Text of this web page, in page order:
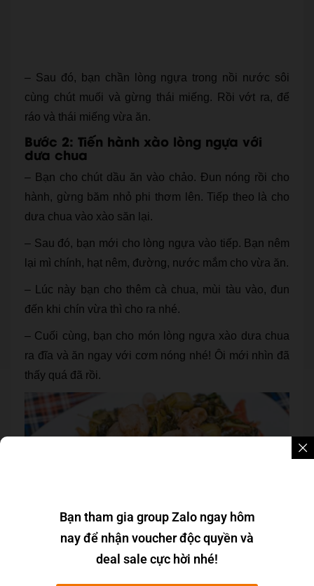
– Sau đó, bạn chần lòng ngựa trong nồi nước sôi
cùng chút muối và gừng thái miếng. Rồi vớt ra, để
ráo và thái miếng vừa ăn.
Bước 2: Tiến hành xào lòng ngựa với
dưa chua
– Bạn cho chút dầu ăn vào chảo. Đun nóng rồi cho
hành, gừng băm nhỏ phi thơm lên. Tiếp theo là cho
dưa chua vào xào săn lại.
– Sau đó, bạn mới cho lòng ngựa vào tiếp. Bạn nêm
lại mì chính, hạt nêm, đường, nước mắm cho vừa ăn.
– Lúc này bạn cho thêm cà chua, mùi tàu vào, đun
đến khi chín vừa thì cho ra nhé.
– Cuối cùng, bạn cho món lòng ngựa xào dưa chua
ra đĩa và ăn ngay với cơm nóng nhé! Ôi mới nhìn đã
thấy quá đã rồi.
Bạn tham gia group Zalo ngay hôm
nay để nhận voucher độc quyền và
deal sale cực hời nhé!